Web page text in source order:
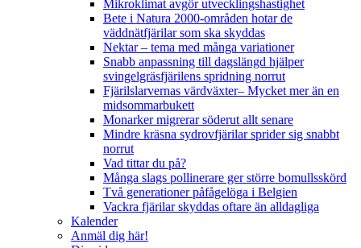
Mikroklimat avgör utvecklingshastighet
Bete i Natura 2000-områden hotar de
väddnätfjärilar som ska skyddas
Nektar – tema med många variationer
Snabb anpassning till dagslängd hjälper
svingelgräsfjärilens spridning norrut
Fjärilslarvernas värdväxter– Mycket mer än en
midsommarbukett
Monarker migrerar söderut allt senare
Mindre kräsna sydrovfjärilar sprider sig snabbt
norrut
Vad tittar du på?
Många slags pollinerare ger större bomullsskörd
Två generationer påfågelöga i Belgien
Vackra fjärilar skyddas oftare än alldagliga
Kalender
Anmäl dig här!